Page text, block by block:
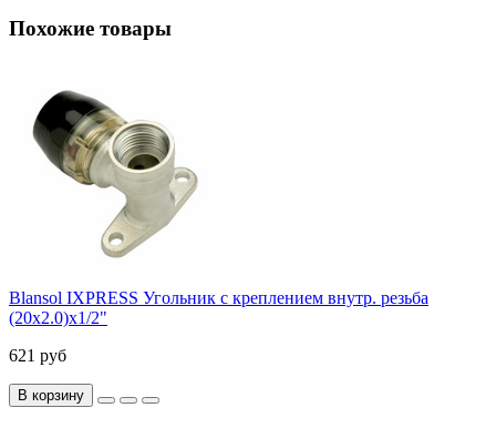
Похожие товары
Blansol IXPRESS Угольник с креплением внутр. резьба
(20х2.0)х1/2"
621 руб
В корзину